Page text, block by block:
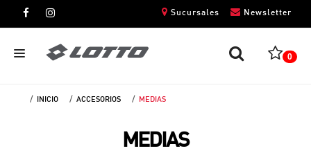
Newsletter
Sucursales
0
INICIO ACCESORIOS MEDIAS
MEDIAS